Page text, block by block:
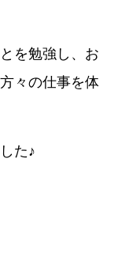
を勉強し、お
々の仕事を体
た♪